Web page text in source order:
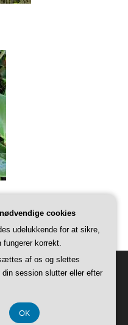
Alle rettigheder
af FameThemes
cookies
udelukkende for at sikre,
fungerer korrekt.
af os og slettes
session slutter eller efter
OK